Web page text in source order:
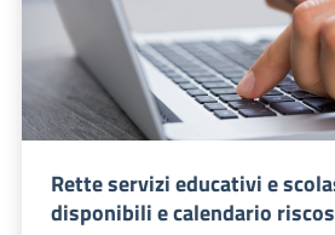
Rette servizi educativi e
disponibili e calendario